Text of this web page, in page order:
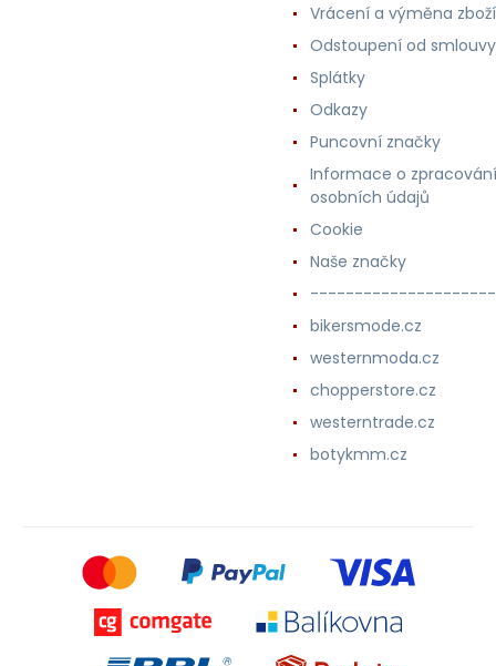
Vrácení a výměna zboží
Odstoupení od smlouvy
Splátky
Odkazy
Puncovní značky
Informace o zpracování
osobních údajů
Cookie
Naše značky
bikersmode.cz
westernmoda.cz
chopperstore.cz
westerntrade.cz
botykmm.cz